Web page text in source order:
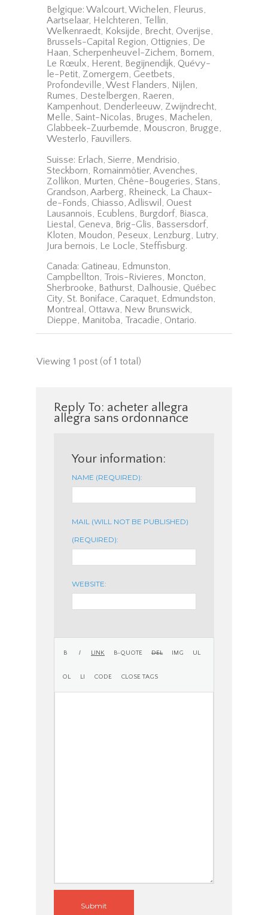
Belgique: Walcourt, Wichelen, Fleurus,
Aartselaar, Helchteren, Tellin,
Welkenraedt, Koksijde, Brecht, Overijse,
Brussels-Capital Region, Ottignies, De
Haan, Scherpenheuvel-Zichem, Bornem,
Le Rœulx, Herent, Begijnendijk, Quévy-
le-Petit, Zomergem, Geetbets,
Profondeville, West Flanders, Nijlen,
Rumes, Destelbergen, Raeren,
Kampenhout, Denderleeuw, Zwijndrecht,
Melle, Saint-Nicolas, Bruges, Machelen,
Glabbeek-Zuurbemde, Mouscron, Brugge,
Westerlo, Fauvillers.
Suisse: Erlach, Sierre, Mendrisio,
Steckborn, Romainmôtier, Avenches,
Zollikon, Murten, Chêne-Bougeries, Stans,
Grandson, Aarberg, Rheineck, La Chaux-
de-Fonds, Chiasso, Adliswil, Ouest
Lausannois, Ecublens, Burgdorf, Biasca,
Liestal, Geneva, Brig-Glis, Bassersdorf,
Kloten, Moudon, Peseux, Lenzburg, Lutry,
Jura bernois, Le Locle, Steffisburg.
Canada: Gatineau, Edmunston,
Campbellton, Trois-Rivieres, Moncton,
Sherbrooke, Bathurst, Dalhousie, Québec
City, St. Boniface, Caraquet, Edmundston,
Montreal, Ottawa, New Brunswick,
Dieppe, Manitoba, Tracadie, Ontario.
Viewing 1 post (of 1 total)
Reply To: acheter allegra
allegra sans ordonnance
Your information:
NAME (REQUIRED):
MAIL (WILL NOT BE PUBLISHED)
(REQUIRED):
WEBSITE:
Submit